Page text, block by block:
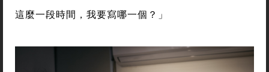
這麼一段時間，我要寫哪一個？」